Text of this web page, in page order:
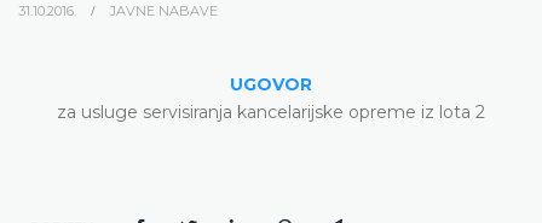
31.10.2016. JAVNE NABAVE
UGOVOR
za usluge servisiranja kancelarijske opreme iz lota 2